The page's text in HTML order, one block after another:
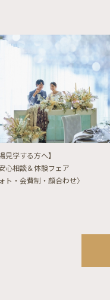
見学する方へ】
心相談＆体験フェア
ト・会費制・顔合わせ〉